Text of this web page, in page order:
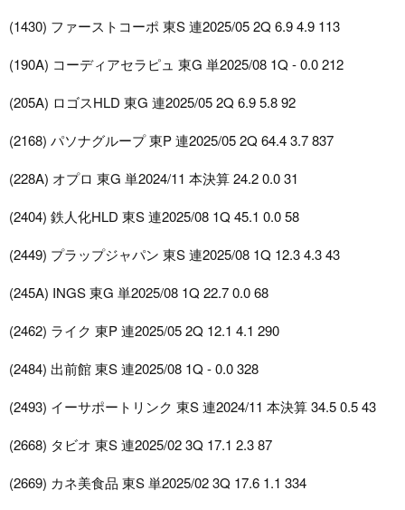
(1430) ファーストコーポ 東S 連2025/05 2Q 6.9 4.9 113
(190A) コーディアセラピュ 東G 単2025/08 1Q - 0.0 212
(205A) ロゴスHLD 東G 連2025/05 2Q 6.9 5.8 92
(2168) パソナグループ 東P 連2025/05 2Q 64.4 3.7 837
(228A) オプロ 東G 単2024/11 本決算 24.2 0.0 31
(2404) 鉄人化HLD 東S 連2025/08 1Q 45.1 0.0 58
(2449) プラップジャパン 東S 連2025/08 1Q 12.3 4.3 43
(245A) INGS 東G 単2025/08 1Q 22.7 0.0 68
(2462) ライク 東P 連2025/05 2Q 12.1 4.1 290
(2484) 出前館 東S 連2025/08 1Q - 0.0 328
(2493) イーサポートリンク 東S 連2024/11 本決算 34.5 0.5 43
(2668) タビオ 東S 連2025/02 3Q 17.1 2.3 87
(2669) カネ美食品 東S 単2025/02 3Q 17.6 1.1 334